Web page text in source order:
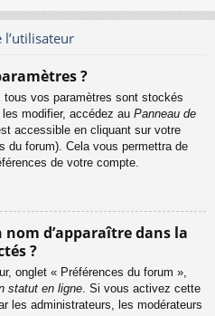
l’utilisateur
?
vos paramètres sont stockés
modifier, accédez au Panneau de
accessible en cliquant sur votre
du forum). Cela vous permettra de
de votre compte.
d’apparaître dans la
?
onglet « Préférences du forum »,
statut en ligne . Si vous activez cette
les administrateurs, les modérateurs